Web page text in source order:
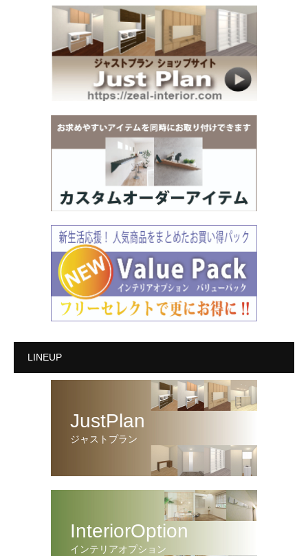
LINEUP
JustPlan
ジャストプラン
InteriorOption
インテリアオプション